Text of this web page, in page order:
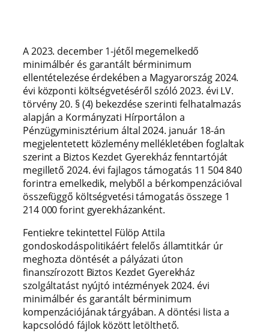
A 2023. december 1-jétől megemelkedő
minimálbér és garantált bérminimum
ellentételezése érdekében a Magyarország 2024.
évi központi költségvetéséről szóló 2023. évi LV.
törvény 20. § (4) bekezdése szerinti felhatalmazás
alapján a Kormányzati Hírportálon a
Pénzügyminisztérium által 2024. január 18-án
megjelentetett közlemény mellékletében foglaltak
szerint a Biztos Kezdet Gyerekház fenntartóját
megillető 2024. évi fajlagos támogatás 11 504 840
forintra emelkedik, melyből a bérkompenzációval
összefüggő költségvetési támogatás összege 1
214 000 forint gyerekházanként.
Fentiekre tekintettel Fülöp Attila
gondoskodáspolitikáért felelős államtitkár úr
meghozta döntését a pályázati úton
finanszírozott Biztos Kezdet Gyerekház
szolgáltatást nyújtó intézmények 2024. évi
minimálbér és garantált bérminimum
kompenzációjának tárgyában. A döntési lista a
kapcsolódó fájlok között letölthető.